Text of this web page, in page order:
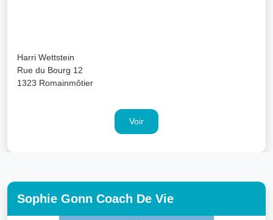
Harri Wettstein
Rue du Bourg 12
1323 Romainmôtier
Voir
Sophie Gonn Coach De Vie